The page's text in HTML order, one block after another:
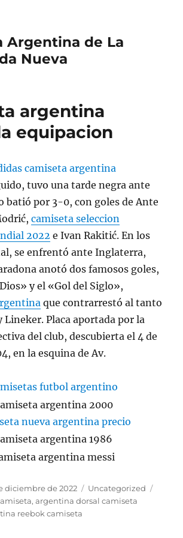
Argentina de La
Nueva
argentina
equipacion
tuvo una tarde negra ante
batió por 3-0, con goles de Ante
camiseta seleccion
2022 e Ivan Rakitić. En los
se enfrentó ante Inglaterra,
anotó dos famosos goles,
y el «Gol del Siglo»,
que contrarrestó al tanto
Lineker. Placa aportada por la
del club, descubierta el 4 de
en la esquina de Av.
diciembre de 2022 Categorías
Uncategorized
,argentina dorsal camiseta
reebok camiseta